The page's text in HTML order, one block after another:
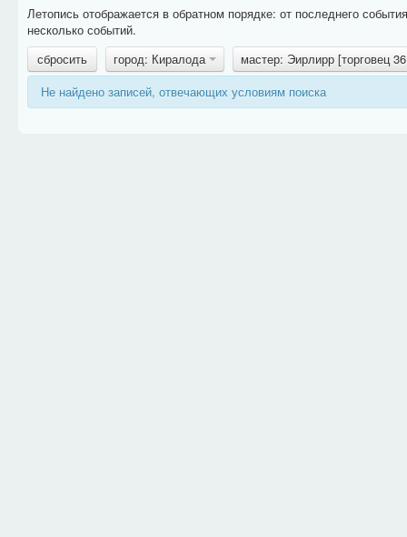
Летопись отображается в обратном порядке: от последнего
несколько событий.
сбросить
город: Киралода
мастер: Эирлирр [торговец
Не найдено записей, отвечающих условиям поиска